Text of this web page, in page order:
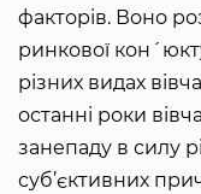
факторів. Воно
ринкової
різних видах
останні роки
занепаду в силу
суб’єктивних